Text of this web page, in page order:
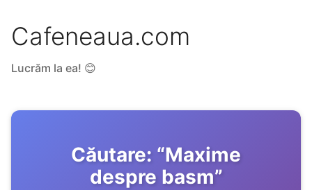
Cafeneaua.com
Lucrăm la ea! 😊
Căutare: “Maxime
despre basm”